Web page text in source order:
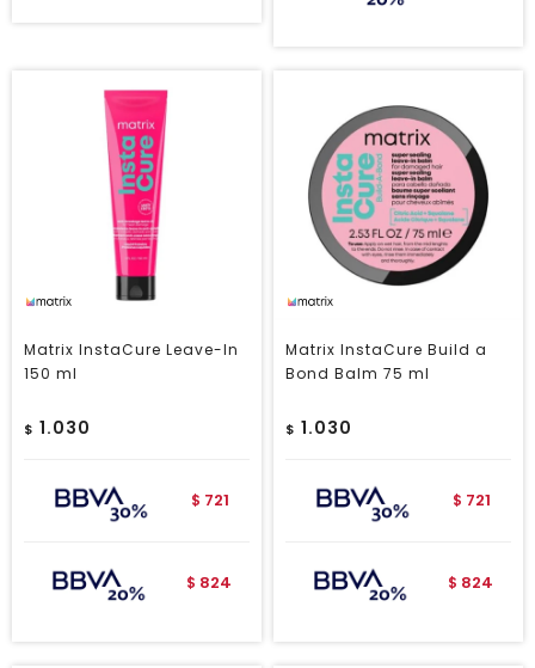
Matrix InstaCure Leave-In
150 ml
$ 1.030
$ 721
$ 824
Matrix InstaCure Build a
Bond Balm 75 ml
$ 1.030
$ 721
$ 824